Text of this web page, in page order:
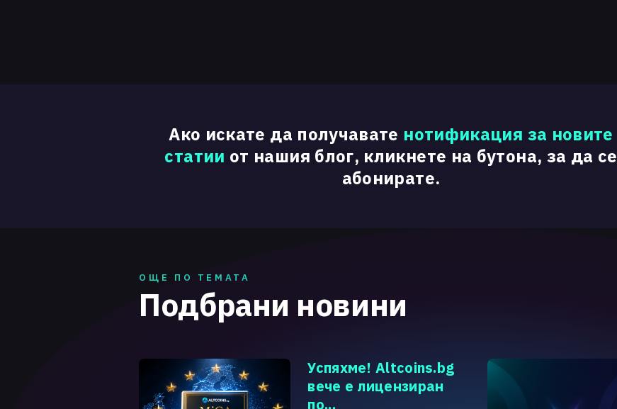
Ако искате да получавате нотификация за новите
статии от нашия блог, кликнете на бутона, за да се
абонирате.
ОЩЕ ПО ТЕМАТА
Подбрани новини
Успяхме! Altcoins.bg
вече е лицензиран
по...